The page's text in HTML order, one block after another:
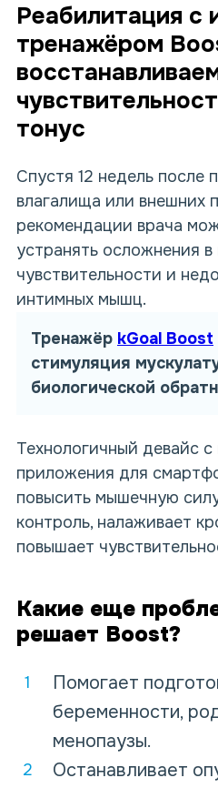
Реабилитация с
тренажёром
тонус
Спустя 12 недель после
влагалища или внешних
рекомендации врача
устранять осложнения
чувствительности и
интимных мышц.
Тренажёр kGoal Boost
стимуляция
биологической
Технологичный девайс
приложения для
повысить мышечную
контроль, налаживает
повышает
Какие еще
решает Boost?
Помогает
беременности,
менопаузы.
Останавливает